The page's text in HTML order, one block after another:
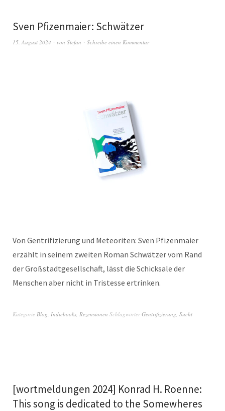
Sven Pfizenmaier: Schwätzer
15. August 2024 von Stefan Schreibe einen Kommentar
Von Gentrifizierung und Meteoriten: Sven Pfizenmaier
erzählt in seinem zweiten Roman Schwätzer vom Rand
der Großstadtgesellschaft, lässt die Schicksale der
Menschen aber nicht in Tristesse ertrinken.
Kategorie Blog Indiebooks Rezensionen SchlagwörterGentrifizierung Sucht
[wortmeldungen 2024] Konrad H. Roenne:
This song is dedicated to the Somewheres